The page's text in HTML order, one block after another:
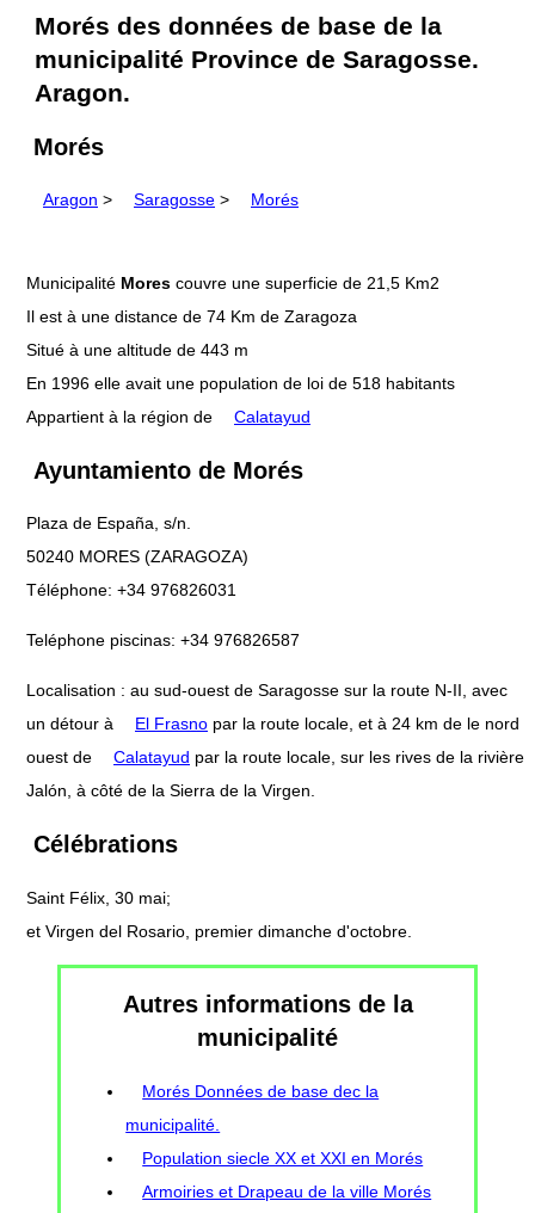
Morés des données de base de la
municipalité Province de Saragosse.
Aragon.
Morés
Aragon > Saragosse > Morés
Municipalité Mores couvre une superficie de 21,5 Km2
Il est à une distance de 74 Km de Zaragoza
Situé à une altitude de 443 m
En 1996 elle avait une population de loi de 518 habitants
Appartient à la région de
Calatayud
Ayuntamiento de Morés
Plaza de España, s/n.
50240 MORES (ZARAGOZA)
Téléphone: +34 976826031
Teléphone piscinas: +34 976826587
Localisation : au sud-ouest de Saragosse sur la route N-II, avec
un détour à
El Frasno par la route locale, et à 24 km de le nord
ouest de
Calatayud par la route locale, sur les rives de la rivière
Jalón, à côté de la Sierra de la Virgen.
Célébrations
Saint Félix, 30 mai;
et Virgen del Rosario, premier dimanche d'octobre.
Autres informations de la
municipalité
Morés Données de base dec la
municipalité.
Population siecle XX et XXI en Morés
Armoiries et Drapeau de la ville Morés